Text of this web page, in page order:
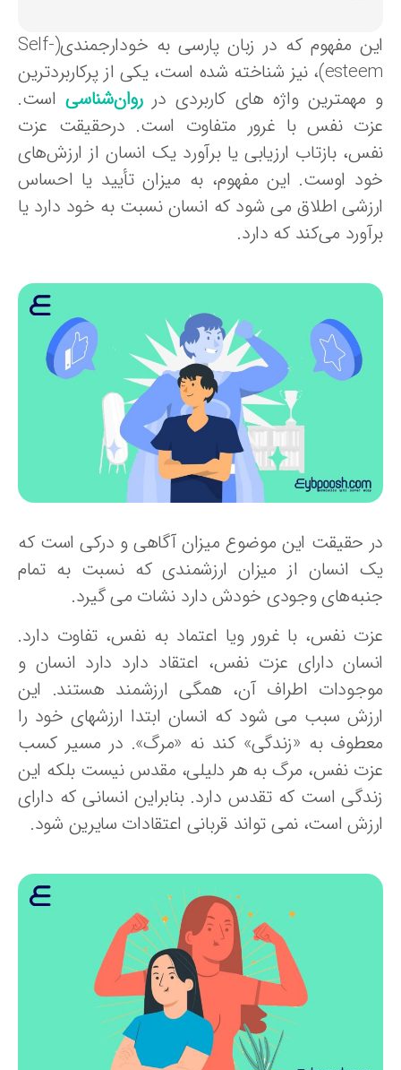
این مفهوم که در زبان پارسی به خودارجمندی(Self-
esteem)، نیز شناخته شده است، یکی از پرکاربردترین
مهمترین واژه های کاربردی درروان‌شناسیاست.
نفس با غرور متفاوت است. درحقیقت عزت
بازتاب ارزیابی یا برآورد یک انسان از ارزش‌های
اوست. این مفهوم، به میزان تأیید یا احساس
اطلاق می شود که انسان نسبت به خود دارد یا
می‌کند که دارد.
حقیقت این موضوع میزان آگاهی و درکی است که
انسان از میزان ارزشمندی که نسبت به تمام
وجودی خودش دارد نشات می گیرد.
نفس، با غرور ویا اعتماد به نفس، تفاوت دارد.
دارای عزت نفس، اعتقاد دارد دارد انسان و
اطراف آن، همگی ارزشمند هستند. این
سبب می شود که انسان ابتدا ارزشهای خود را
به «زندگی» کند نه «مرگ». در مسیر کسب
نفس، مرگ به هر دلیلی، مقدس نیست بلکه این
است که تقدس دارد. بنابراین انسانی که دارای
است، نمی تواند قربانی اعتقادات سایرین شود.